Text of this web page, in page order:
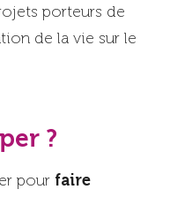
porteurs de
de la vie sur le
?
pour faire